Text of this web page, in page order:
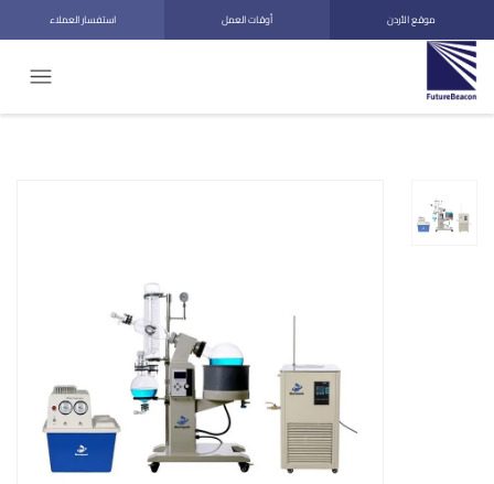
موقع الأردن أوقات العمل استفسار العملاء